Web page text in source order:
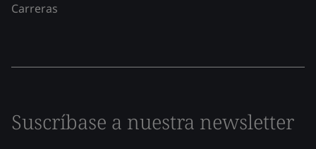
Carreras
Suscríbase a nuestra newsletter